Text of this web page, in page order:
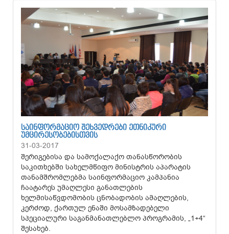
ᲡᲐᲘᲜᲤᲝᲠᲛᲐᲪᲘᲝ ᲨᲔᲮᲕᲔᲓᲠᲔᲑᲘ ᲔᲗᲜᲘᲙᲣᲠᲘ
ᲣᲛᲪᲘᲠᲔᲡᲝᲑᲔᲑᲘᲡᲗᲕᲘᲡ
31-03-2017
შერიგებისა და სამოქალაქო თანასწორობის
საკითხებში სახელმწიფო მინისტრის აპარატის
თანამშრომლებმა საინფორმაციო კამპანია
ჩაატარეს უმაღლესი განათლების
ხელმისაწვდომობის ცნობადობის ამაღლების,
კერძოდ, ქართულ ენაში მოსამზადებელი
სპეციალური საგანმანათლებლო პროგრამის, „1+4“
შესახებ.